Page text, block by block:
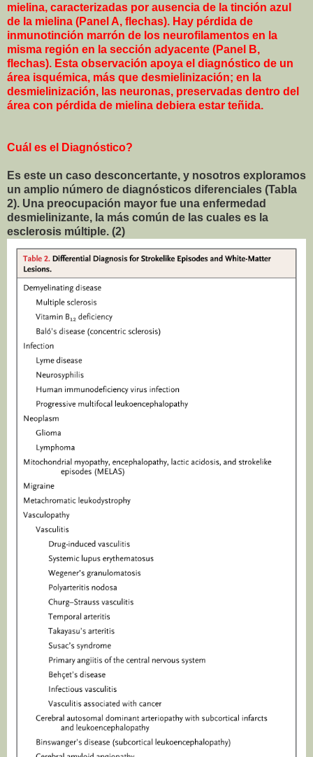
mielina, caracterizadas por ausencia de la tinción azul
de la mielina (Panel A, flechas). Hay pérdida de
inmunotinción marrón de los neurofilamentos en la
misma región en la sección adyacente (Panel B,
flechas). Esta observación apoya el diagnóstico de un
área isquémica, más que desmielinización; en la
desmielinización, las neuronas, preservadas dentro del
área con pérdida de mielina debiera estar teñida.
Cuál es el Diagnóstico?
Es este un caso desconcertante, y nosotros exploramos
un amplio número de diagnósticos diferenciales (Tabla
2). Una preocupación mayor fue una enfermedad
desmielinizante, la más común de las cuales es la
esclerosis múltiple. (2)